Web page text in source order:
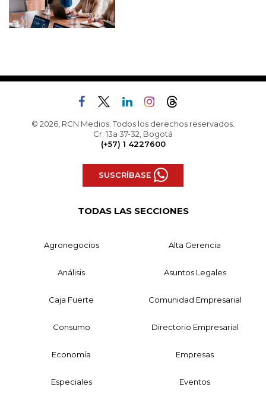
© 2026, RCN Medios. Todos los derechos reservados.
Cr. 13a 37-32, Bogotá
(+57) 1 4227600
SUSCRÍBASE
TODAS LAS SECCIONES
Agronegocios Alta Gerencia
Análisis Asuntos Legales
Caja Fuerte Comunidad Empresarial
Consumo Directorio Empresarial
Economía Empresas
Especiales Eventos